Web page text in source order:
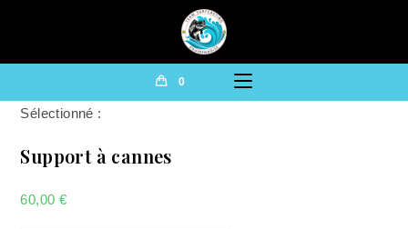
0
Sélectionné :
Support à cannes
60,00 €